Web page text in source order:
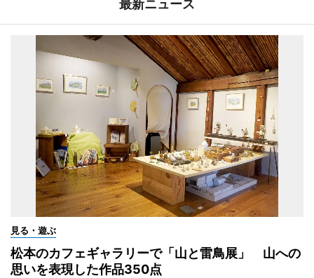
最新ニュース
見る・遊ぶ
松本のカフェギャラリーで「山と雷鳥展」 山への
思いを表現した作品350点